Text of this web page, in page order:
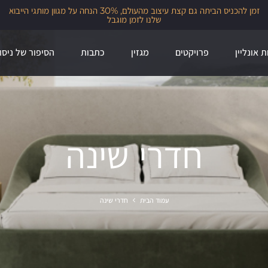
זמן להכניס הביתה גם קצת עיצוב מהעולם, 30% הנחה על מגוון מותגי הייבוא
שלנו לזמן מוגבל
אונליין פרויקטים מגזין כתבות הסיפור של ניסו
חדרי שינה
עמוד הבית חדרי שינה